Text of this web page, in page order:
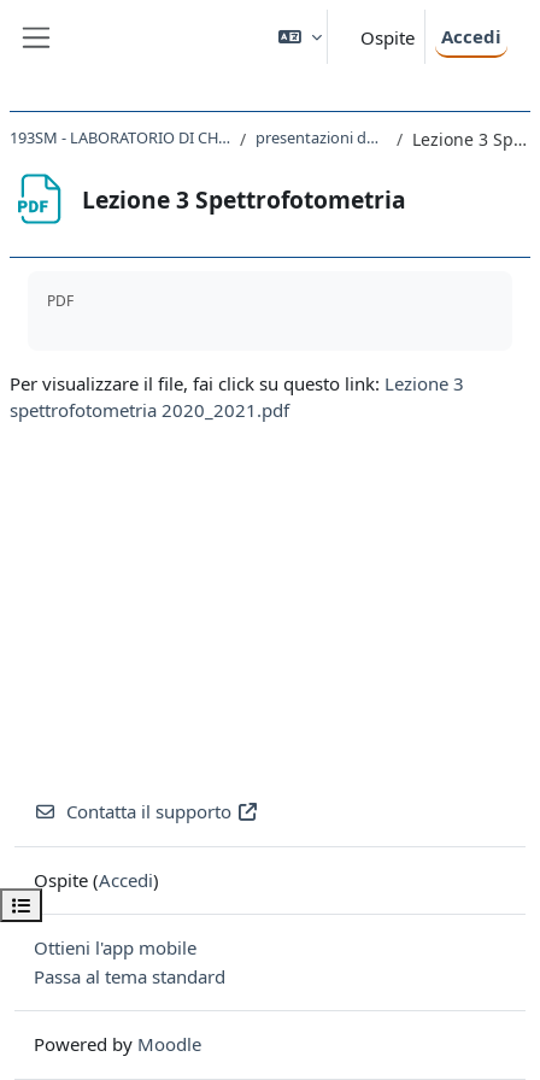
Ospite Accedi
Apri indice del corso
193SM - LABORATORIO DI CHIMICA E BIOCHIMICA 2020 presentazioni delle lezioni teoriche Lezione 3 Spettrofotometria
Lezione 3 Spettrofotometria
PDF
Per visualizzare il file, fai click su questo link: Lezione 3
spettrofotometria 2020_2021.pdf
Contatta il supporto
Ospite (Accedi)
Ottieni l'app mobile
Passa al tema standard
Powered by Moodle